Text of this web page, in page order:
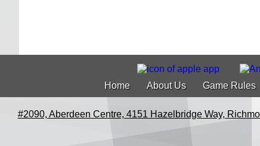
Home About Us Game Rules
#2090, Aberdeen Centre, 4151 Hazelbridge Way,